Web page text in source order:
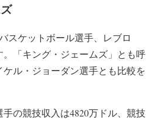
スケットボール選手、レブロ
「キング・ジェームズ」とも呼
ル・ジョーダン選手とも比較を
の競技収入は4820万ドル、競技